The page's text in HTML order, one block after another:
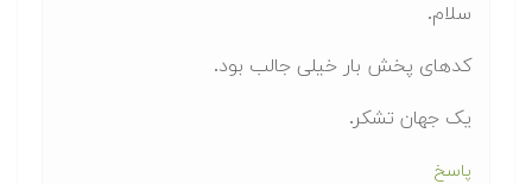
سلام.
کدهای پخش بار خیلی جالب بود.
یک جهان تشکر.
پاسخ